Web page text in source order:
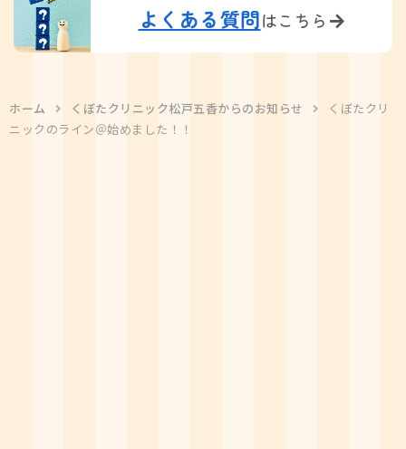
よくある質問はこちら
ホーム くぼたクリニック松戸五香からのお知らせ
くぼたクリ
ニックのライン＠始めました！！